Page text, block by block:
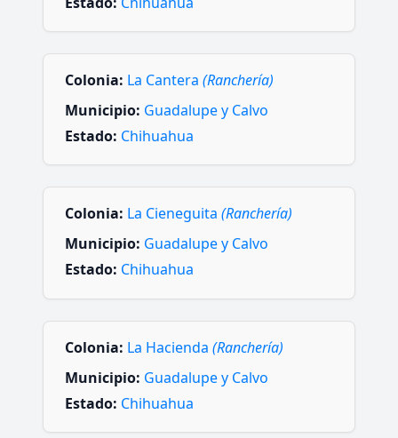
Colonia: La Cantera (Ranchería)
Municipio: Guadalupe y Calvo
Estado: Chihuahua
Colonia: La Cieneguita (Ranchería)
Municipio: Guadalupe y Calvo
Estado: Chihuahua
Colonia: La Hacienda (Ranchería)
Municipio: Guadalupe y Calvo
Estado: Chihuahua